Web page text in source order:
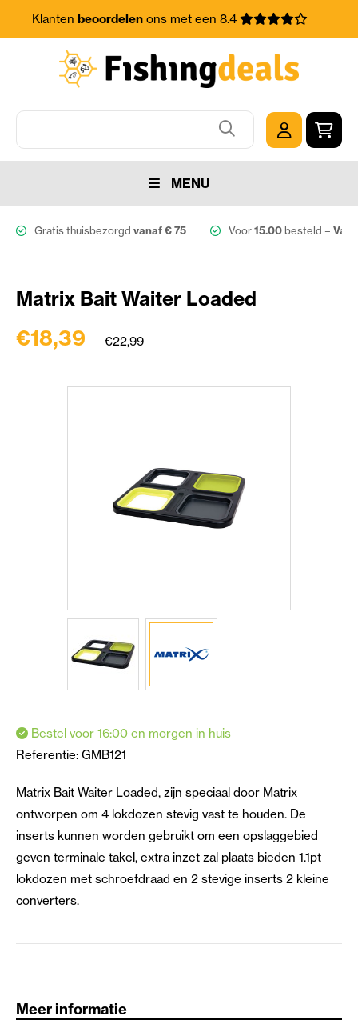
Klanten beoordelenons met een 8.4
MENU
Gratis thuisbezorgd vanaf € 75 Voor15.00besteld =
Matrix Bait Waiter Loaded
€18,39 €22,99
Bestel voor 16:00 en morgen in huis
Referentie: GMB121
Matrix Bait Waiter Loaded, zijn speciaal door Matrix
ontworpen om 4 lokdozen stevig vast te houden. De
inserts kunnen worden gebruikt om een opslaggebied
geven terminale takel, extra inzet zal plaats bieden 1.1pt
lokdozen met schroefdraad en 2 stevige inserts 2 kleine
converters.
Meer informatie